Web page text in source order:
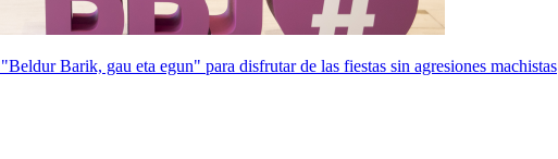
Barik, gau eta egun" para disfrutar de las fiestas sin agresiones machistas